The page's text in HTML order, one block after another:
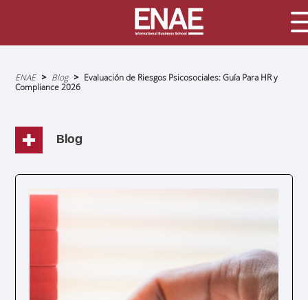
Sobrescribir
enlaces
de
navegación
ENAE Blog
Evaluación de Riesgos Psicosociales: Guía Para HR y
Compliance 2026
Blog